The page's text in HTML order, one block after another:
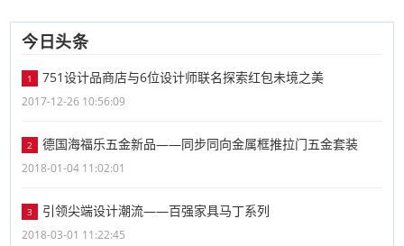
今日头条
1 751设计品商店与6位设计师联名探索红包未境之美
2017-12-26 10:56:09
2 德国海福乐五金新品——同步同向金属框推拉门五金套装
2018-01-04 11:02:01
3 引领尖端设计潮流——百强家具马丁系列
2018-03-01 11:22:45